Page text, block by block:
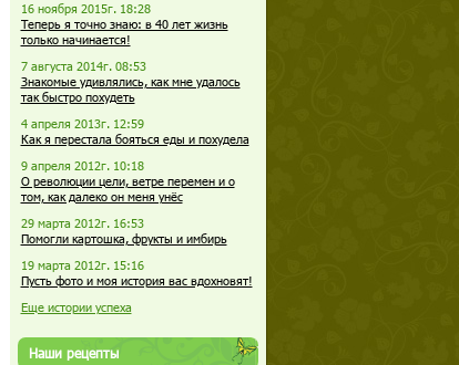
16 ноября 2015г. 18:28
Теперь я точно знаю: в 40 лет жизнь
только начинается!
7 августа 2014г. 08:53
Знакомые удивлялись, как мне удалось
так быстро похудеть
4 апреля 2013г. 12:59
Как я перестала бояться еды и похудела
9 апреля 2012г. 10:18
О революции цели, ветре перемен и о
том, как далеко он меня унёс
29 марта 2012г. 16:53
Помогли картошка, фрукты и имбирь
19 марта 2012г. 15:16
Пусть фото и моя история вас вдохновят!
Еще истории успеха
Наши рецепты